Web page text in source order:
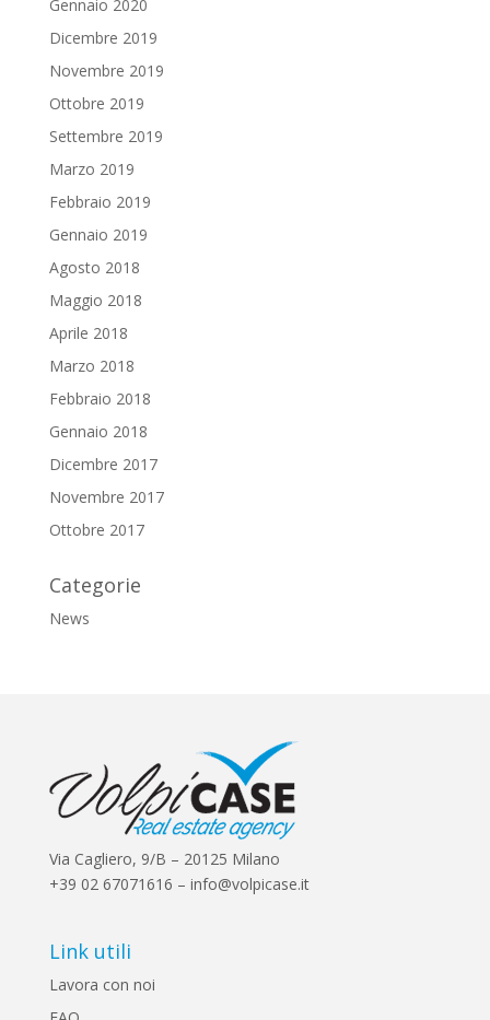
Gennaio 2020
Dicembre 2019
Novembre 2019
Ottobre 2019
Settembre 2019
Marzo 2019
Febbraio 2019
Gennaio 2019
Agosto 2018
Maggio 2018
Aprile 2018
Marzo 2018
Febbraio 2018
Gennaio 2018
Dicembre 2017
Novembre 2017
Ottobre 2017
Categorie
News
Via Cagliero, 9/B – 20125 Milano
+39 02 67071616 – info@volpicase.it
Link utili
Lavora con noi